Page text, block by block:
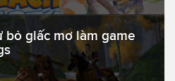
bỏ giấc mơ làm game